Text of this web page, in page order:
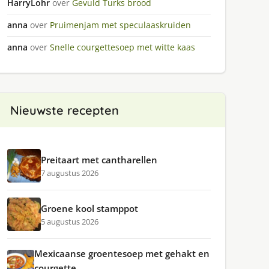
HarryLohr over Gevuld Turks brood
anna over Pruimenjam met speculaaskruiden
anna over Snelle courgettesoep met witte kaas
Nieuwste recepten
Preitaart met cantharellen
7 augustus 2026
Groene kool stamppot
5 augustus 2026
Mexicaanse groentesoep met gehakt en